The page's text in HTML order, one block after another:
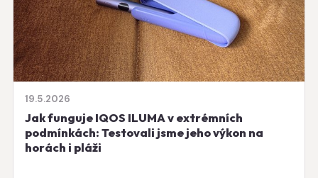
19.5.2026
Jak funguje IQOS ILUMA v extrémních
podmínkách: Testovali jsme jeho výkon na
horách i pláži